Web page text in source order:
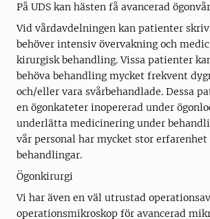
På UDS kan hästen få avancerad
Vid vårdavdelningen kan patienter
behöver intensiv övervakning och
kirurgisk behandling. Vissa patienter
behöva behandling mycket frekvent
och/eller vara svårbehandlade. Dessa
en ögonkateter inopererad under
underlätta medicinering under
vår personal har mycket stor
behandlingar.
Ögonkirurgi
Vi har även en väl utrustad
operationsmikroskop för avancerad